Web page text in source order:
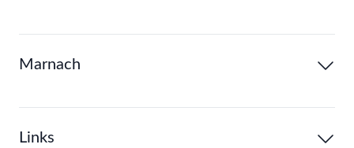
Marnach
Links